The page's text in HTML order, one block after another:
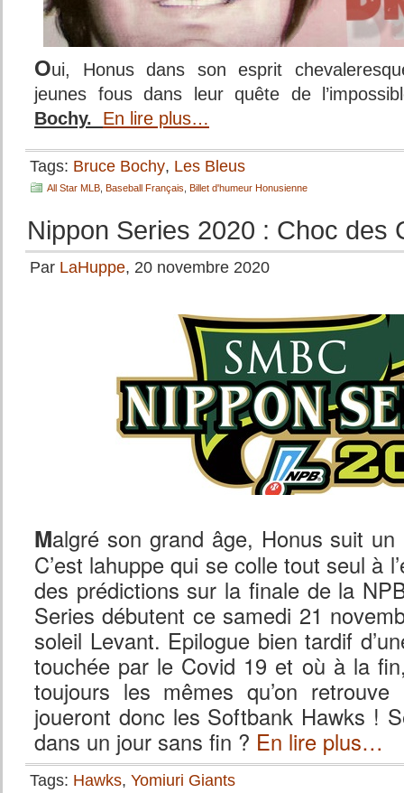
Oui, Honus dans son esprit
jeunes fous dans leur quête de
Bochy. En lire plus…
Tags: Bruce Bochy, Les Bleus
All Star MLB Baseball Français Billet d'humeur Honusienne
Nippon Series 2020 : Choc des
Par LaHuppe, 20 novembre 2020
Malgré son grand âge, Honus suit un
C’est lahuppe qui se colle tout seul à
des prédictions sur la finale de la
Series débutent ce samedi 21
soleil Levant. Epilogue bien tardif
touchée par le Covid 19 et où à la
toujours les mêmes qu’on
joueront donc les Softbank Hawks !
dans un jour sans fin ? En lire plus…
Tags: Hawks, Yomiuri Giants